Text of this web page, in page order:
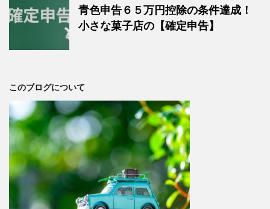
青色申告６５万円控除の条件達成！
小さな菓子店の【確定申告】
このブログについて